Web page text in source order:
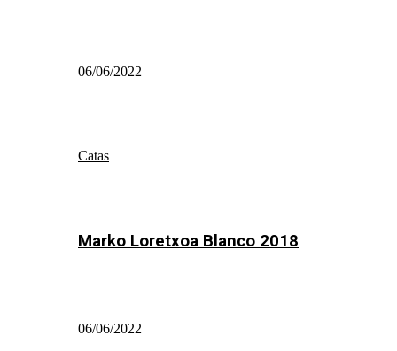
06/06/2022
Catas
Marko Loretxoa Blanco 2018
06/06/2022